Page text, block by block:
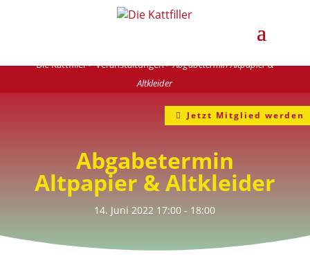
Die Kattfiller>Veranstaltungen>Abgabetermin Altpapier &
Altkleider
Jetzt Mitglied werden
Abgabetermin
Altpapier & Altkleider
14. Juni 2022 17:00 - 18:00